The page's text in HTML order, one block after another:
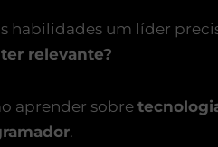
habilidades um líder
relevante?
aprender sobre
.